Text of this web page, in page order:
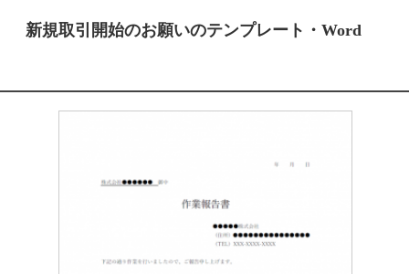
新規取引開始のお願いのテンプレート・Word